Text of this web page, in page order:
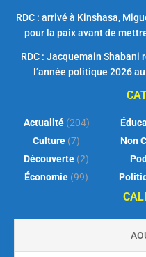
RDC : arrivé à Kinshasa,
pour la paix avant de
RDC : Jacquemain
l’année politique 2026
Actualité(204)
Culture (7)
Découverte (2)
Économie (99)
Non